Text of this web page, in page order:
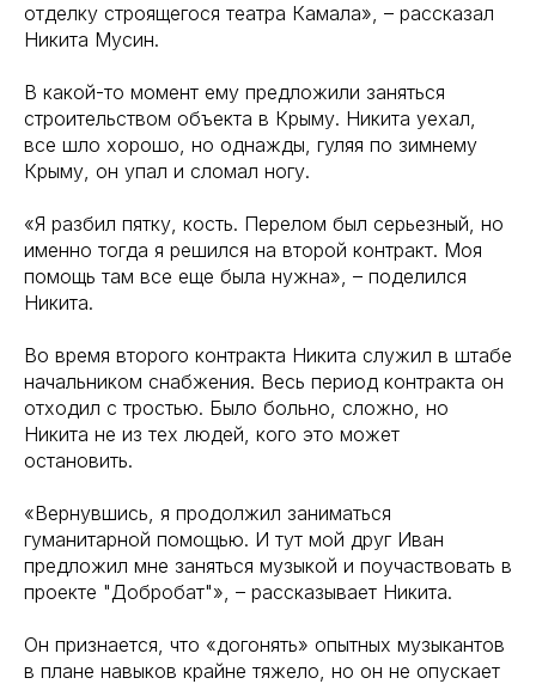
отделку строящегося театра Камала», – рассказал
Никита Мусин.
В какой-то момент ему предложили заняться
строительством объекта в Крыму. Никита уехал,
все шло хорошо, но однажды, гуляя по зимнему
Крыму, он упал и сломал ногу.
«Я разбил пятку, кость. Перелом был серьезный, но
именно тогда я решился на второй контракт. Моя
помощь там все еще была нужна», – поделился
Никита.
Во время второго контракта Никита служил в штабе
начальником снабжения. Весь период контракта он
отходил с тростью. Было больно, сложно, но
Никита не из тех людей, кого это может
остановить.
«Вернувшись, я продолжил заниматься
гуманитарной помощью. И тут мой друг Иван
предложил мне заняться музыкой и поучаствовать в
проекте "Добробат"», – рассказывает Никита.
Он признается, что «догонять» опытных музыкантов
в плане навыков крайне тяжело, но он не опускает